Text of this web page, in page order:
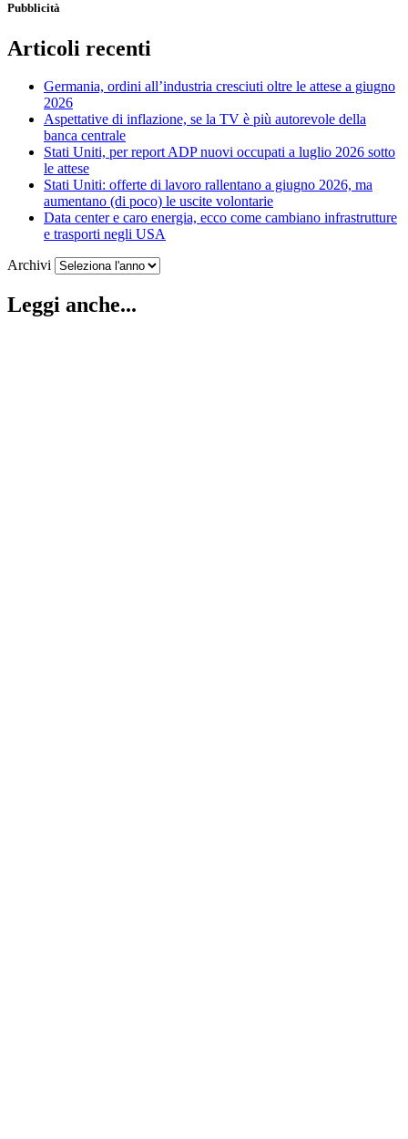
Pubblicità
Articoli recenti
Germania, ordini all’industria cresciuti oltre le attese a giugno
2026
Aspettative di inflazione, se la TV è più autorevole della
banca centrale
Stati Uniti, per report ADP nuovi occupati a luglio 2026 sotto
le attese
Stati Uniti: offerte di lavoro rallentano a giugno 2026, ma
aumentano (di poco) le uscite volontarie
Data center e caro energia, ecco come cambiano infrastrutture
e trasporti negli USA
Archivi
Leggi anche...